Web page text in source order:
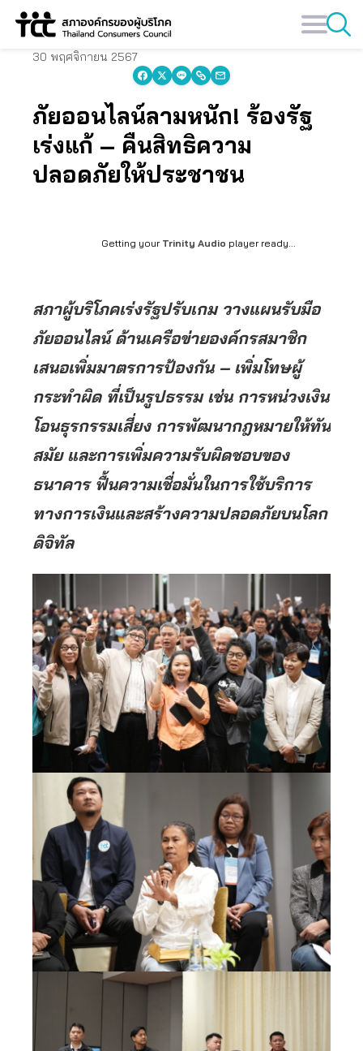
Skip
30 พฤศจิกายน 2567
ภัยออนไลน์ลามหนัก! ร้องรัฐ
เร่งแก้ – คืนสิทธิความ
ปลอดภัยให้ประชาชน
Getting your Trinity Audio player ready...
สภาผู้บริโภคเร่งรัฐปรับเกม วางแผนรับมือ
ภัยออนไลน์ ด้านเครือข่ายองค์กรสมาชิก
เสนอเพิ่มมาตรการป้องกัน – เพิ่มโทษผู้
กระทำผิด ที่เป็นรูปธรรม เช่น การหน่วงเงิน
โอนธุรกรรมเสี่ยง การพัฒนากฎหมายให้ทัน
สมัย และการเพิ่มความรับผิดชอบของ
ธนาคาร ฟื้นความเชื่อมั่นในการใช้บริการ
ทางการเงินและสร้างความปลอดภัยบนโลก
ดิจิทัล